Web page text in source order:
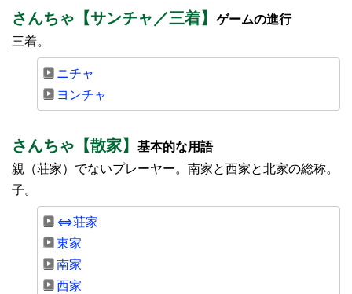
さんちゃ【サンチャ／三着】 ゲームの進行
三着。
ニチャ
ヨンチャ
さんちゃ【散家】 基本的な用語
親（荘家）でないプレーヤー。南家と西家と北家の総称。
子。
⇔荘家
東家
南家
西家